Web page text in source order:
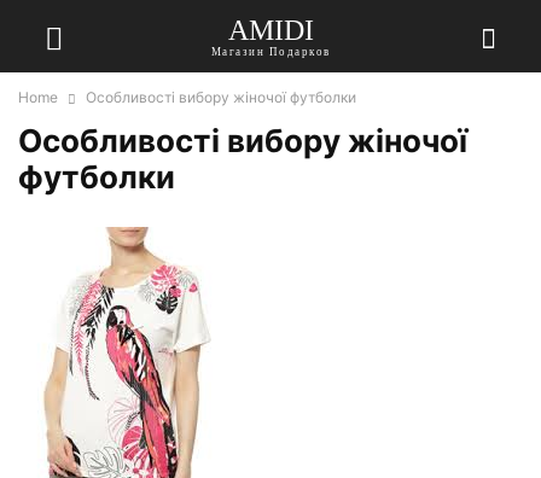
AMIDI
Магазин Подарков
Home Особливості вибору жіночої футболки
Особливості вибору жіночої
футболки